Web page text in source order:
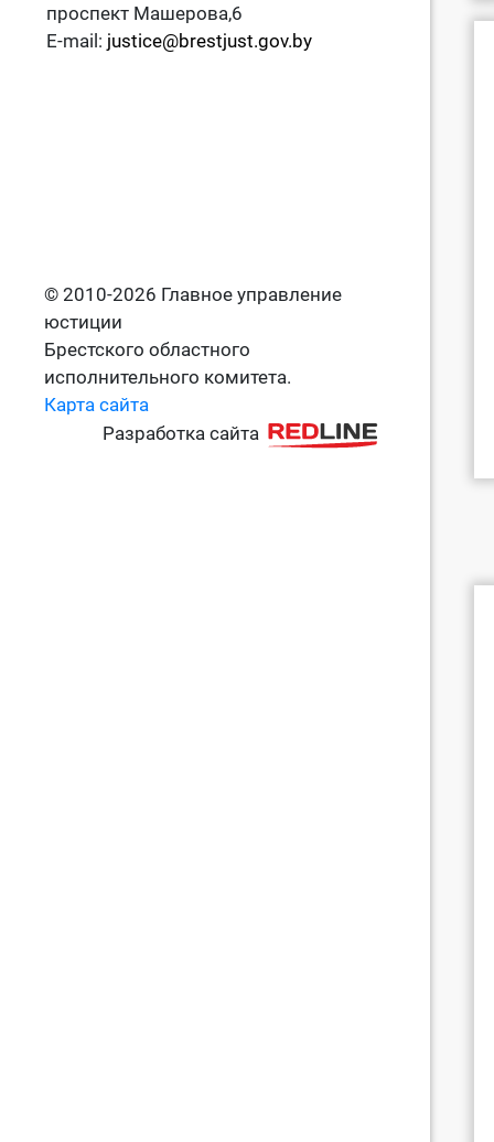
проспект Машерова,6
E-mail: justice@brestjust.gov.by
© 2010-2026 Главное управление
юстиции
Брестского областного
исполнительного комитета.
Карта сайта
Разработка сайта